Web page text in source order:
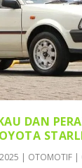
DAN
| OTOMOTIF |